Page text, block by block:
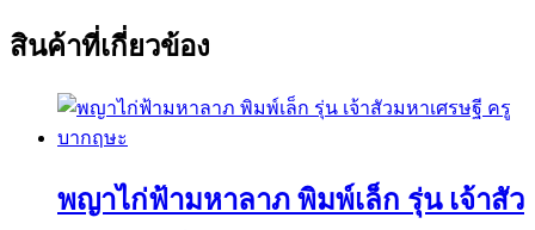
สินค้าที่เกี่ยวข้อง
พญาไก่ฟ้ามหาลาภ พิมพ์เล็ก รุ่น เจ้าสัว